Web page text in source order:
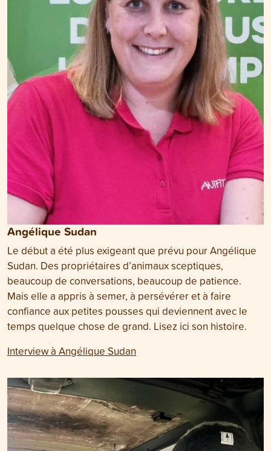
Angélique Sudan
Le début a été plus exigeant que prévu pour Angélique
Sudan. Des propriétaires d’animaux sceptiques,
beaucoup de conversations, beaucoup de patience.
Mais elle a appris à semer, à persévérer et à faire
confiance aux petites pousses qui deviennent avec le
temps quelque chose de grand. Lisez ici son histoire.
Interview à Angélique Sudan